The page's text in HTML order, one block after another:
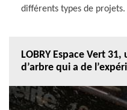
différents types de
LOBRY Espace Vert
d’arbre qui a de